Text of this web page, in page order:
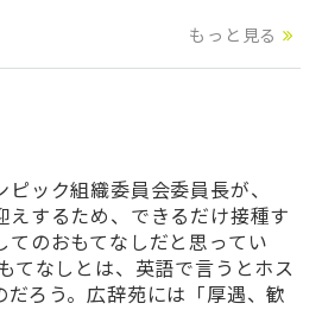
もっと見る
ック組織委員会委員長が、
えするため、できるだけ接種す
てのおもてなしだと思ってい
てなしとは、英語で言うとホス
だろう。広辞苑には「厚遇、歓